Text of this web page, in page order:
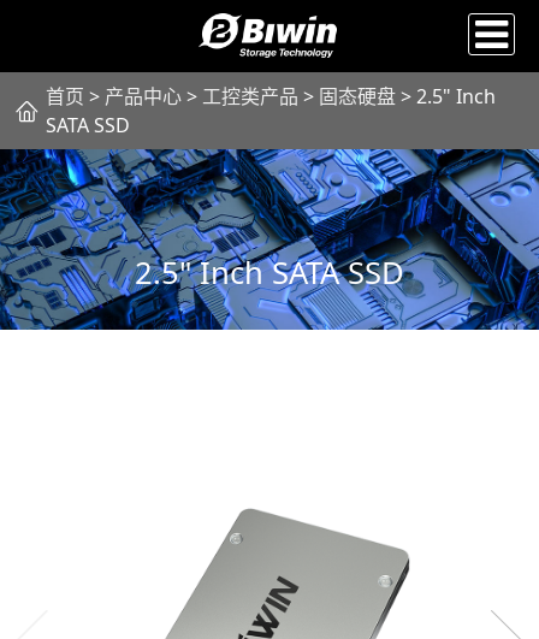
首页 > 产品中心> 工控类产品 > 固态硬盘> 2.5" Inch
SATA SSD
2.5" Inch SATA SSD